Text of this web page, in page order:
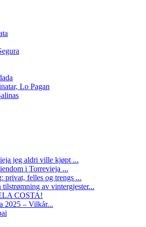
Lo Pagan
jeg aldri ville kjøpt ...
i Torrevieja ...
privat, felles og trengs ...
tilstrømning av vintergjester...
COSTA!
2025 – Vilkår...